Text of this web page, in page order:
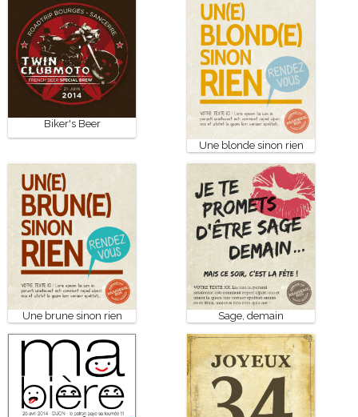
Biker's Beer
Une blonde sinon rien
Une brune sinon rien Sage, demain